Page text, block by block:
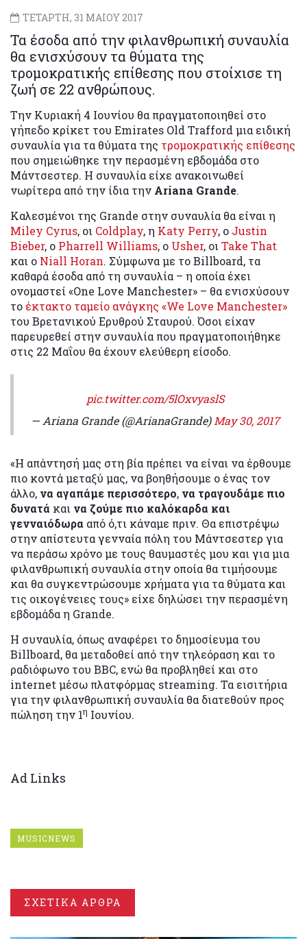
ΤΕΤΑΡΤΗ, 31 ΜΑΙΟΥ 2017
Τα έσοδα από την φιλανθρωπική συναυλία
θα ενισχύσουν τα θύματα της
τρομοκρατικής επίθεσης που στοίχισε τη
ζωή σε 22 ανθρώπους.
Την Κυριακή 4 Ιουνίου θα πραγματοποιηθεί στο
γήπεδο κρίκετ του Emirates Old Trafford μια ειδική
συναυλία για τα θύματα της τρομοκρατικής επίθεσης
που σημειώθηκε την περασμένη εβδομάδα στο
Μάντσεστερ. Η συναυλία είχε ανακοινωθεί
νωρίτερα από την ίδια την Ariana Grande.
Καλεσμένοι της Grande στην συναυλία θα είναι η
Miley Cyrus, οι Coldplay, η Katy Perry, ο Justin
Bieber, ο Pharrell Williams, ο Usher, οιTake That
και ο Niall Horan. Σύμφωνα με το Billboard, τα
καθαρά έσοδα από τη συναυλία – η οποία έχει
ονομαστεί «One Love Manchester» – θα ενισχύσουν
το έκτακτο ταμείο ανάγκης «We Love Manchester»
του Βρετανικού Ερυθρού Σταυρού. Όσοι είχαν
παρευρεθεί στην συναυλία που πραγματοποιήθηκε
στις 22 Μαΐου θα έχουν ελεύθερη είσοδο.
pic.twitter.com/5lOxvyaslS
— Ariana Grande (@ArianaGrande)May 30, 2017
«Η απάντησή μας στη βία πρέπει να είναι να έρθουμε
πιο κοντά μεταξύ μας, να βοηθήσουμε ο ένας τον
άλλο, να αγαπάμε περισσότερο, να τραγουδάμε πιο
δυνατά και να ζούμε πιο καλόκαρδα και
γενναιόδωρα από ό,τι κάναμε πριν. Θα επιστρέψω
στην απίστευτα γενναία πόλη του Μάντσεστερ για
να περάσω χρόνο με τους θαυμαστές μου και για μια
φιλανθρωπική συναυλία στην οποία θα τιμήσουμε
και θα συγκεντρώσουμε χρήματα για τα θύματα και
τις οικογένειες τους» είχε δηλώσει την περασμένη
εβδομάδα η Grande.
Η συναυλία, όπως αναφέρει το δημοσίευμα του
Billboard, θα μεταδοθεί από την τηλεόραση και το
ραδιόφωνο του BBC, ενώ θα προβληθεί και στο
internet μέσω πλατφόρμας streaming. Τα εισιτήρια
για την φιλανθρωπική συναυλία θα διατεθούν προς
πώληση την 1η Ιουνίου.
Ad Links
MUSICNEWS
ΣΧΕΤΙΚΑ ΑΡΘΡΑ